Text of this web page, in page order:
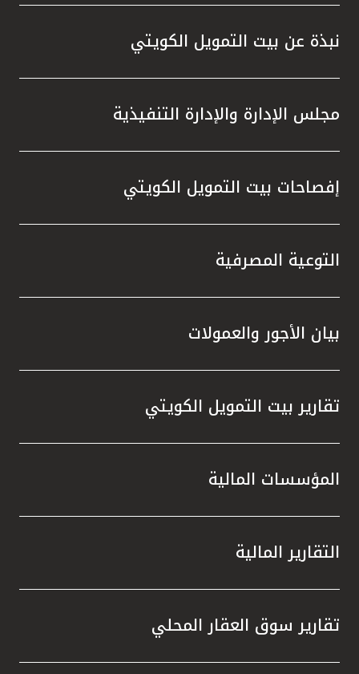
نبذة عن بيت التمويل الكويتي
مجلس الإدارة والإدارة التنفيذية
إفصاحات بيت التمويل الكويتي
التوعية المصرفية
بيان الأجور والعمولات
تقارير بيت التمويل الكويتي
المؤسسات المالية
التقارير المالية
تقارير سوق العقار المحلي